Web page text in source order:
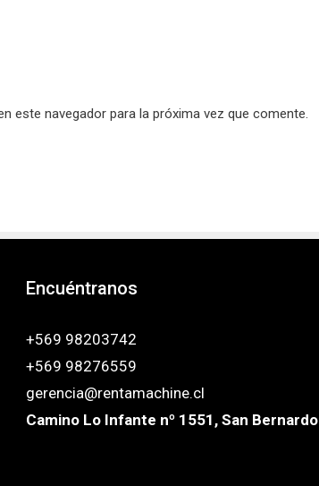
este navegador para la próxima vez que comente.
Encuéntranos
+569 98203742
+569 98276559
gerencia@rentamachine.cl
Camino Lo Infante nº 1551, San Bernardo